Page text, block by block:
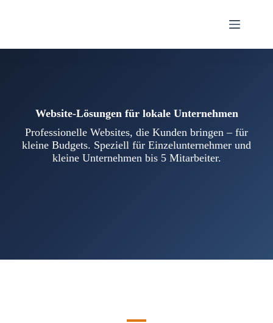
Website-Lösungen für lokale Unternehmen
Professionelle Websites, die Kunden bringen – für
kleine Budgets. Speziell für Einzelunternehmer und
kleine Unternehmen bis 5 Mitarbeiter.